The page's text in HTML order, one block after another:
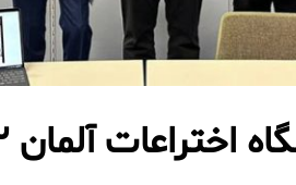
اختراعات آلمان 1402